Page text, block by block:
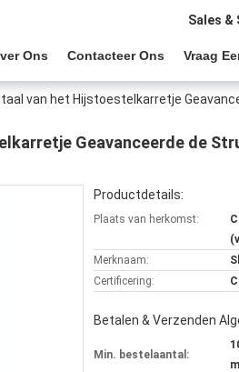
Sales &
Ons Contacteer Ons Vraag
van het Hijstoestelkarretje
Geavanceerde de
Productdetails:
Plaats van herkomst:
Merknaam:
Certificering:
Betalen & Verzenden
Min. bestelaantal: